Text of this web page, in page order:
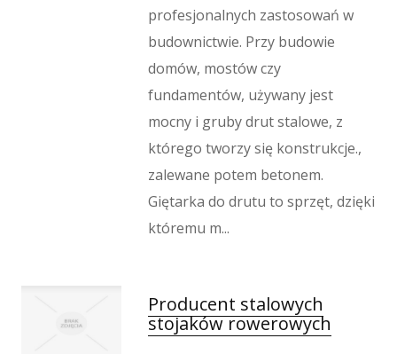
profesjonalnych zastosowań w
budownictwie. Przy budowie
domów, mostów czy
fundamentów, używany jest
mocny i gruby drut stalowe, z
którego tworzy się konstrukcje.,
zalewane potem betonem.
Giętarka do drutu to sprzęt, dzięki
któremu m...
Producent stalowych
stojaków rowerowych